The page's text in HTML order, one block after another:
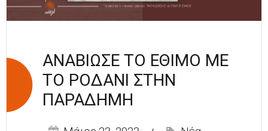
ΑΝΑΒΙΩΣΕ ΤΟ ΕΘΙΜΟ ΜΕ
ΤΟ ΡΟΔΑΝΙ ΣΤΗΝ
ΠΑΡΑΔΗΜΗ